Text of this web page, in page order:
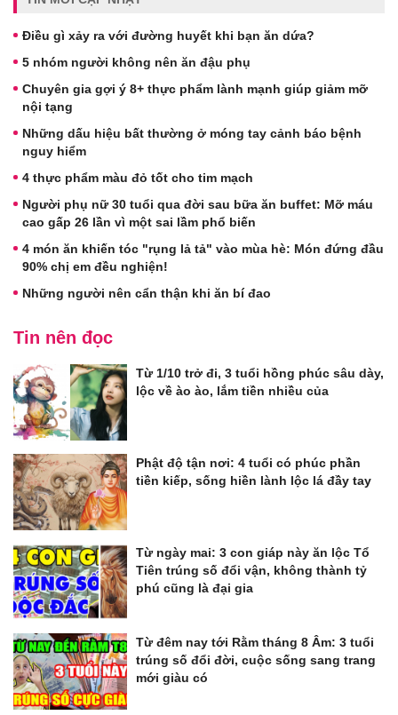
Điều gì xảy ra với đường huyết khi bạn ăn dứa?
5 nhóm người không nên ăn đậu phụ
Chuyên gia gợi ý 8+ thực phẩm lành mạnh giúp giảm mỡ
nội tạng
Những dấu hiệu bất thường ở móng tay cảnh báo bệnh
nguy hiểm
4 thực phẩm màu đỏ tốt cho tim mạch
Người phụ nữ 30 tuổi qua đời sau bữa ăn buffet: Mỡ máu
cao gấp 26 lần vì một sai lầm phổ biến
4 món ăn khiến tóc "rụng lả tả" vào mùa hè: Món đứng đầu
90% chị em đều nghiện!
Những người nên cẩn thận khi ăn bí đao
Tin nên đọc
Từ 1/10 trở đi, 3 tuổi hồng phúc sâu dày,
lộc về ào ào, lắm tiền nhiều của
Phật độ tận nơi: 4 tuổi có phúc phần
tiền kiếp, sống hiền lành lộc lá đầy tay
Từ ngày mai: 3 con giáp này ăn lộc Tổ
Tiên trúng số đổi vận, không thành tỷ
phú cũng là đại gia
Từ đêm nay tới Rằm tháng 8 Âm: 3 tuổi
trúng số đổi đời, cuộc sống sang trang
mới giàu có